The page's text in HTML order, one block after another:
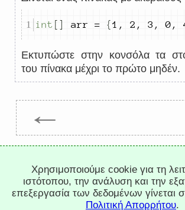
int [] arr = {1 , 2 , 3 , 0 ,
Εκτυπώστε στην κονσόλα τα
του πίνακα μέχρι το πρώτο μηδέν.
←
t.me/trepachev_dmitry
πολιτική απορρήτου ρύθμιση
Χρησιμοποιούμε cookie για τη
ιστότοπου, την ανάλυση και την
επεξεργασία των δεδομένων γίνεται
Πολιτική Απορρήτου.